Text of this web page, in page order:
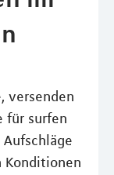
versenden
für surfen
Konditionen